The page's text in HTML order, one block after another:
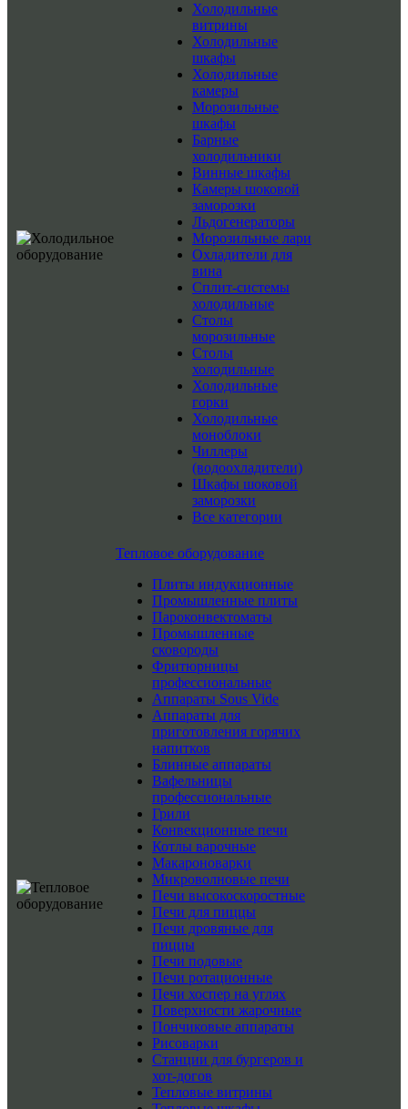
Холодильные
витрины
Холодильные
шкафы
Холодильные
камеры
Морозильные
шкафы
Барные
холодильники
Винные шкафы
Камеры шоковой
заморозки
Льдогенераторы
Морозильные лари
Охладители для
вина
Сплит-системы
холодильные
Столы
морозильные
Столы
холодильные
Холодильные
горки
Холодильные
моноблоки
Чиллеры
(водоохладители)
Шкафы шоковой
заморозки
Все категории
Тепловое оборудование
Плиты индукционные
Промышленные плиты
Пароконвектоматы
Промышленные
сковороды
Фритюрницы
профессиональные
Аппараты Sous Vide
Аппараты для
приготовления горячих
напитков
Блинные аппараты
Вафельницы
профессиональные
Грили
Конвекционные печи
Котлы варочные
Макароноварки
Микроволновые печи
Печи высокоскоростные
Печи для пиццы
Печи дровяные для
пиццы
Печи подовые
Печи ротационные
Печи хоспер на углях
Поверхности жарочные
Пончиковые аппараты
Рисоварки
Станции для бургеров и
хот-догов
Тепловые витрины